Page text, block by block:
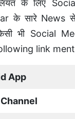
के लिए
के सारे News
भी Social
link
App